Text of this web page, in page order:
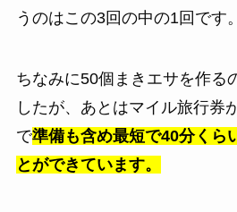
うのはこの3回の中の1回です。
ちなみに50個まきエサを作る
したが、あとはマイル旅行券
で準備も含め最短で40分くら
とができています。